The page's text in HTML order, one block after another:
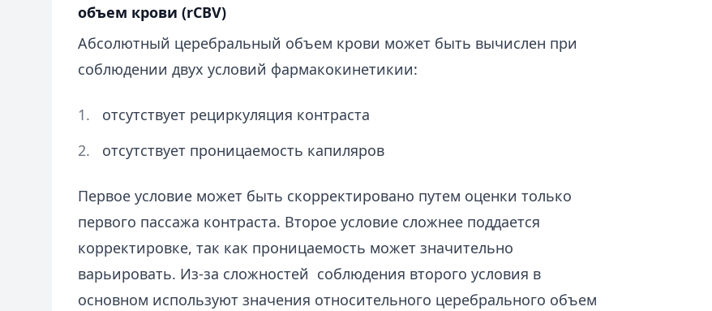
объем крови (rCBV)
Абсолютный церебральный объем крови может быть вычислен при
соблюдении двух условий фармакокинетикии:
отсутствует рециркуляция контраста
отсутствует проницаемость капиляров
Первое условие может быть скорректировано путем оценки только
первого пассажа контраста. Второе условие сложнее поддается
корректировке, так как проницаемость может значительно
варьировать. Из-за сложностей соблюдения второго условия в
основном используют значения относительного церебрального объем